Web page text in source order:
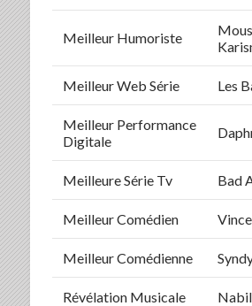
Meilleur Humoriste
Meilleur Web Série Les
Meilleur Performance
Digitale
Meilleure Série Tv Bad
Meilleur Comédien
Meilleur Comédienne
Révélation Musicale